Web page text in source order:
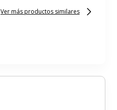
Ver más productos similares